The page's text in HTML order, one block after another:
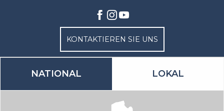
KONTAKTIEREN SIE UNS
NATIONAL LOKAL